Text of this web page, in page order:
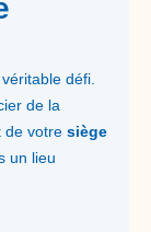
défi.
de la
de votre siège
un lieu